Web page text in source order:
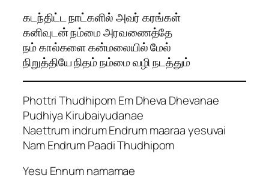
கடந்திட்ட நாட்களில் அவர் கரங்கள்
கனிவுடன் நம்மை அரவணைத்தே
நம் கால்களை கன்மலையில் மேல்
நிறுத்தியே நிதம் நம்மை வழி நடத்தும்
Phottri Thudhipom Em Dheva Dhevanae
Pudhiya Kirubaiyudanae
Naettrum indrum Endrum maaraa yesuvai
Nam Endrum Paadi Thudhipom
Yesu Ennum namamae